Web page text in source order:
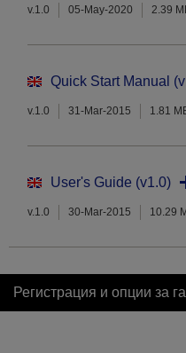
v.1.0 05-May-2020 2.39
Quick Start Manual
v.1.0 31-Mar-2015 1.81
User's Guide (v1.0)
v.1.0 30-Mar-2015 10.29
Регистрация и опции за